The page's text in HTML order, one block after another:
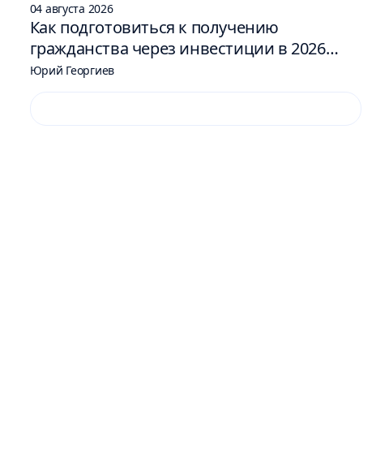
04 августа 2026
Как подготовиться к получению
гражданства через инвестиции в 2026
году: 6 шагов
Юрий Георгиев